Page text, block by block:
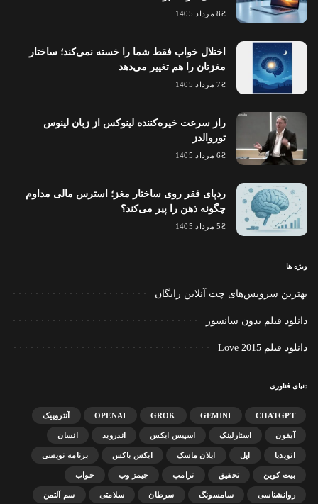
8 مرداد 1405
اختلال خواب فقط شما را خسته نمی‌کند؛ ساختار
مغزتان را هم تغییر می‌دهد
7 مرداد 1405
راز سرعت خیره‌کننده لینوکس از زبان لینوس
توروالدز
6 مرداد 1405
ردپای فقر روی ساختار مغز؛ استرس مالی مداوم
چگونه ذهن را پیر می‌کند؟
5 مرداد 1405
ویژه ها
بهترین سرویس‌های چت آنلاین رایگان
دانلود فیلم بدون سانسور
دانلود فیلم Love 2015
دنیای فناوری
CHATGPT
GEMINI
GROK
OPENAI آنتروپیک
آیفون استارلینک اسپیس ایکس اندروید انسان
انویدیا اپل ایلان ماسک ایکس باکس برنامه نویسی
بیت کوین تحقیق ترامپ جیمز وب خواب
روانشناسی سامسونگ سرطان سلامتی سم آلتمن